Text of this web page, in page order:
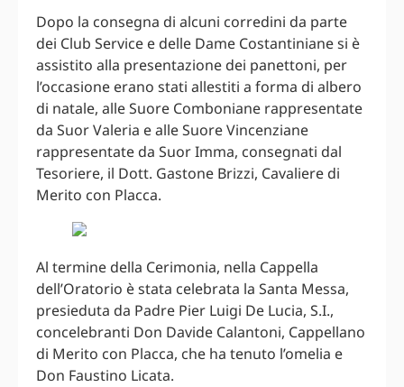
Dopo la consegna di alcuni corredini da parte
dei Club Service e delle Dame Costantiniane si è
assistito alla presentazione dei panettoni, per
l’occasione erano stati allestiti a forma di albero
di natale, alle Suore Comboniane rappresentate
da Suor Valeria e alle Suore Vincenziane
rappresentate da Suor Imma, consegnati dal
Tesoriere, il Dott. Gastone Brizzi, Cavaliere di
Merito con Placca.
Al termine della Cerimonia, nella Cappella
dell’Oratorio è stata celebrata la Santa Messa,
presieduta da Padre Pier Luigi De Lucia, S.I.,
concelebranti Don Davide Calantoni, Cappellano
di Merito con Placca, che ha tenuto l’omelia e
Don Faustino Licata.